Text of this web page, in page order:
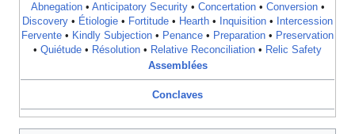
Abnegation• Anticipatory Security• Concertation• Conversion•
Discovery • Étiologie • Fortitude • Hearth • Inquisition •
Intercession
Fervente • Kindly Subjection • Penance • Preparation • Preservation
• Quiétude • Résolution • Relative Reconciliation • Relic Safety
Assemblées
Conclaves